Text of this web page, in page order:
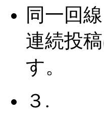
同一回
連続投
す。
３.